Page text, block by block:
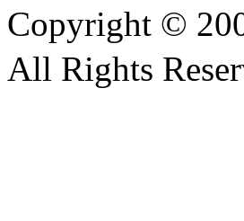
Copyright ©
All Rights